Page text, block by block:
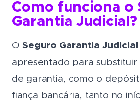
Como funciona o
Garantia Judicial?
O Seguro Garantia Judicial
apresentado para substituir
de garantia, como o
fiança bancária, tanto no